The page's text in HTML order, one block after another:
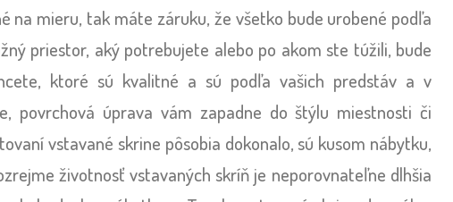
na mieru, tak máte záruku, že všetko bude urobené podľa
priestor, aký potrebujete alebo po akom ste túžili, bude
ktoré sú kvalitné a sú podľa vašich predstáv a v
povrchová úprava vám zapadne do štýlu miestnosti či
vstavané skrine pôsobia dokonalo, sú kusom nábytku,
životnosť vstavaných skríň je neporovnateľne dlhšia